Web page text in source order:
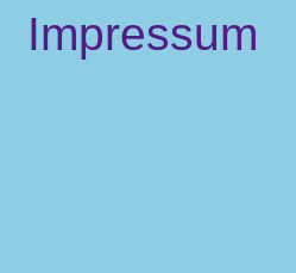
Impressum